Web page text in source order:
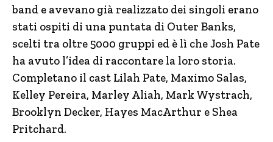
band e avevano già realizzato dei singoli erano
stati ospiti di una puntata di Outer Banks,
scelti tra oltre 5000 gruppi ed è lì che Josh Pate
ha avuto l’idea di raccontare la loro storia.
Completano il cast Lilah Pate, Maximo Salas,
Kelley Pereira, Marley Aliah, Mark Wystrach,
Brooklyn Decker, Hayes MacArthur e Shea
Pritchard.